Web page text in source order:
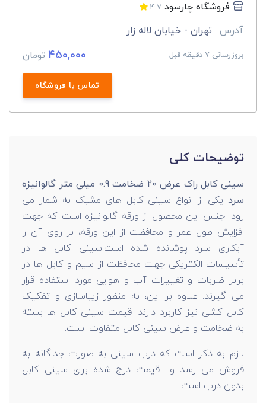
فروشگاه چارسود 4.7
آدرس تهران - خیابان لاله زار
بروزرسانی 7 دقیقه قبل 450,000 تومان
تماس با فروشگاه
توضیحات کلی
سینی کابل راک عرض 20 ضخامت 0.9 میلی متر گالوانیزه
سرد یکی از انواع سینی کابل های مشبک به شمار می
رود. جنس این محصول از ورقه گالوانیزه است که جهت
افزایش طول عمر و محافظت از این ورقه، بر روی آن را
آبکاری سرد پوشانده شده است.سینی کابل ها در
تأسیسات الکتریکی جهت محافظت از سیم و کابل ها در
برابر ضربات و تغییرات آب و هوایی مورد استفاده قرار
می گیرند. علاوه بر این، به منظور زیباسازی و تفکیک
کابل کشی نیز کاربرد دارند. قیمت سینی کابل ها بسته
به ضخامت و عرض سینی کابل متفاوت است.
لازم به ذکر است که درب سینی به صورت جداگانه به
فروش می رسد و قیمت درج شده برای سینی کابل
بدون درب است.